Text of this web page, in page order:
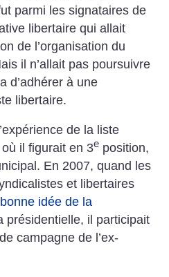
parmi les signataires de
libertaire qui allait
de l’organisation du
il n’allait pas poursuivre
d’adhérer à une
libertaire.
de la liste
il figurait en 3e position,
En 2007, quand les
et libertaires
idée de la
présidentielle, il participait
campagne de l’ex-